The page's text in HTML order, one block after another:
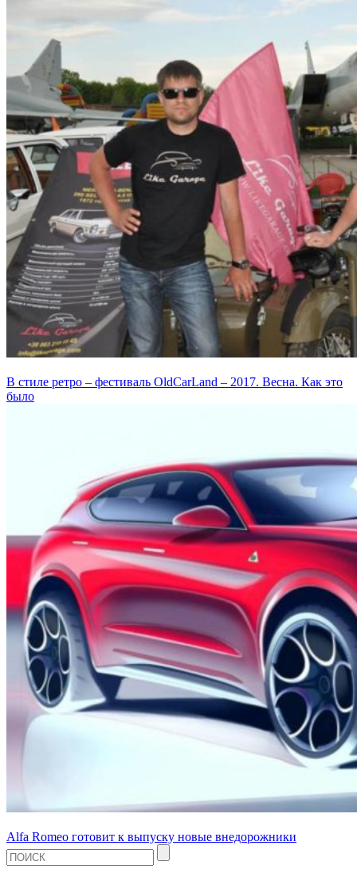
В стиле ретро – фестиваль OldCarLand – 2017. Весна. Как это
было
Alfa Romeo готовит к выпуску новые внедорожники